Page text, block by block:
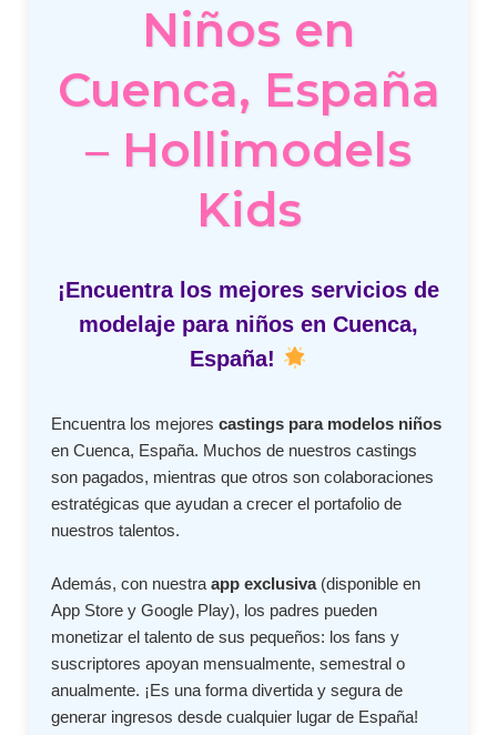
Niños en
Cuenca, España
– Hollimodels
Kids
¡Encuentra los mejores servicios de
modelaje para niños en Cuenca,
España!
Encuentra los mejorescastings para modelos niños
en Cuenca, España. Muchos de nuestros castings
son pagados, mientras que otros son colaboraciones
estratégicas que ayudan a crecer el portafolio de
nuestros talentos.
Además, con nuestraapp exclusiva(disponible en
App Store y Google Play), los padres pueden
monetizar el talento de sus pequeños: los fans y
suscriptores apoyan mensualmente, semestral o
anualmente. ¡Es una forma divertida y segura de
generar ingresos desde cualquier lugar de España!